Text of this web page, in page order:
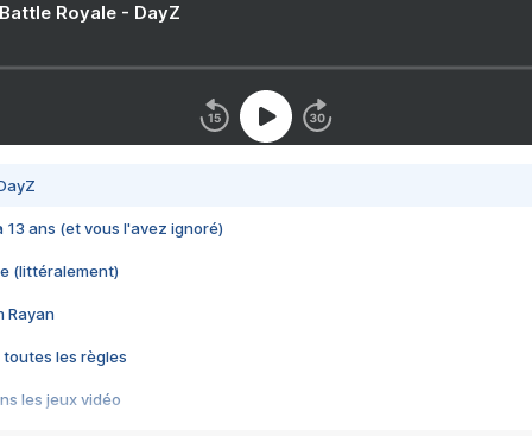
Royale - DayZ
13 ans (et vous l'avez ignoré)
(littéralement)
Rayan
toutes les règles
les jeux vidéo